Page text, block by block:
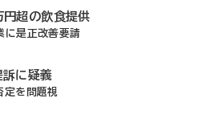
超の飲食提供
に是正改善要請
に疑義
定を問題視